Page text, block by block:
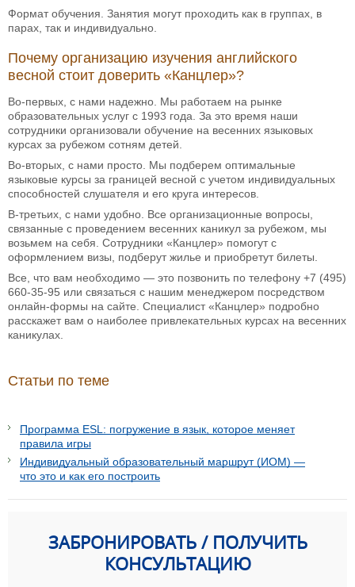
Формат обучения. Занятия могут проходить как в группах, в
парах, так и индивидуально.
Почему организацию изучения английского
весной стоит доверить «Канцлер»?
Во-первых, с нами надежно. Мы работаем на рынке
образовательных услуг с 1993 года. За это время наши
сотрудники организовали обучение на весенних языковых
курсах за рубежом сотням детей.
Во-вторых, с нами просто. Мы подберем оптимальные
языковые курсы за границей весной с учетом индивидуальных
способностей слушателя и его круга интересов.
В-третьих, с нами удобно. Все организационные вопросы,
связанные с проведением весенних каникул за рубежом, мы
возьмем на себя. Сотрудники «Канцлер» помогут с
оформлением визы, подберут жилье и приобретут билеты.
Все, что вам необходимо — это позвонить по телефону +7 (495)
660-35-95 или связаться с нашим менеджером посредством
онлайн-формы на сайте. Специалист «Канцлер» подробно
расскажет вам о наиболее привлекательных курсах на весенних
каникулах.
Статьи по теме
Программа ESL: погружение в язык, которое меняет
правила игры
Индивидуальный образовательный маршрут (ИОМ) —
что это и как его построить
ЗАБРОНИРОВАТЬ / ПОЛУЧИТЬ
КОНСУЛЬТАЦИЮ